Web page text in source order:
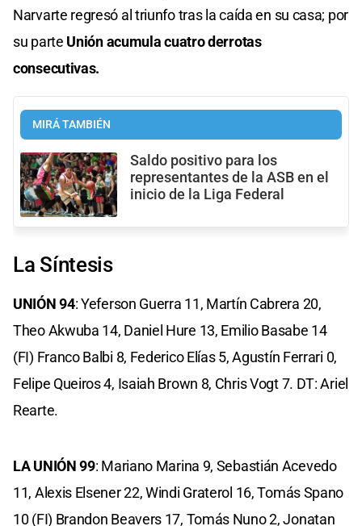
Narvarte regresó al triunfo tras la caída en su casa; por
su parte Unión acumula cuatro derrotas
consecutivas.
MIRÁ TAMBIÉN
Saldo positivo para los
representantes de la ASB en el
inicio de la Liga Federal
La Síntesis
UNIÓN 94: Yeferson Guerra 11, Martín Cabrera 20,
Theo Akwuba 14, Daniel Hure 13, Emilio Basabe 14
(FI) Franco Balbi 8, Federico Elías 5, Agustín Ferrari 0,
Felipe Queiros 4, Isaiah Brown 8, Chris Vogt 7. DT: Ariel
Rearte.
LA UNIÓN 99: Mariano Marina 9, Sebastián Acevedo
11, Alexis Elsener 22, Windi Graterol 16, Tomás Spano
10 (FI) Brandon Beavers 17, Tomás Nuno 2, Jonatan